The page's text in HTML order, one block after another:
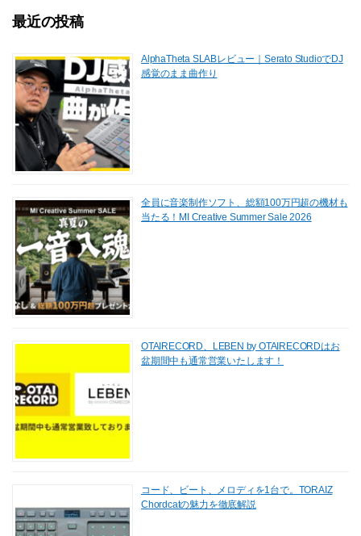
最近の投稿
AlphaTheta SLABレビュー｜Serato StudioでDJ
感覚のまま曲作り
全員に音楽制作ソフト、総額100万円超の機材も
当たる！MI Creative Summer Sale 2026
OTAIRECORD、LEBEN by OTAIRECORDはお
盆期間中も通常営業いたします！
コード、ビート、メロディを1台で。TORAIZ
Chordcatの魅力を徹底解説